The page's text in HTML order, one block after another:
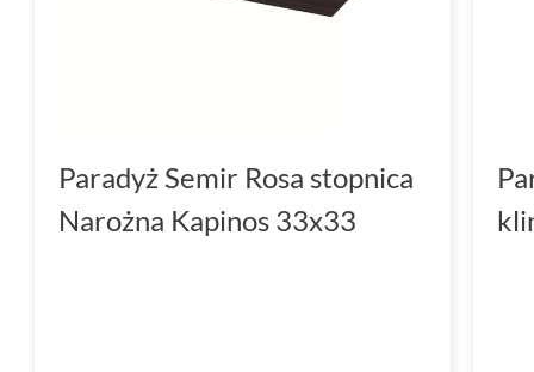
Paradyż Semir Rosa stopnica
Narożna Kapinos 33x33